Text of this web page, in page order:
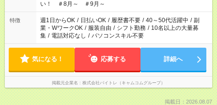
い！ ＃8月～ ＃9月～
特徴 週1日からOK / 日払いOK / 履歴書不要 / 40～50代活躍中 / 副
業・WワークOK / 服装自由 / シフト勤務 / 10名以上の大量募
集 / 電話対応なし / パソコンスキル不要
気になる！ 応募する 詳細へ
掲載元企業名 株式会社バイトレ（キャムコムグループ）
掲載日：2026.08.07